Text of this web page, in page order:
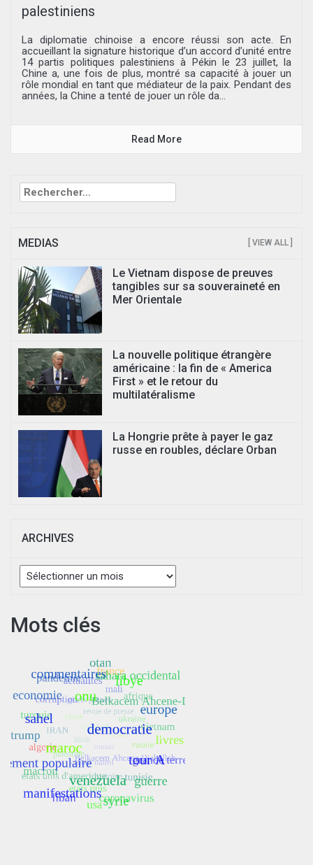
palestiniens
La diplomatie chinoise a encore réussi son acte. En
accueillant la signature historique d’un accord d’unité entre
14 partis politiques palestiniens à Pékin le 23 juillet, la
Chine a, une fois de plus, montré sa capacité à jouer un
rôle mondial en tant que médiateur de la paix. Pendant des
années, la Chine a tenté de jouer un rôle da...
Read More
Rechercher :
MEDIAS [ VIEW ALL ]
Le Vietnam dispose de preuves
tangibles sur sa souveraineté en
Mer Orientale
La nouvelle politique étrangère
américaine : la fin de « America
First » et le retour du
multilatéralisme
La Hongrie prête à payer le gaz
russe en roubles, déclare Orban
ARCHIVES
Archives
Mots clés